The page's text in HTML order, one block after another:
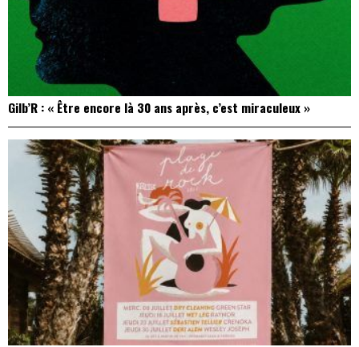
Gilb’R : « Être encore là 30 ans après, c’est miraculeux »